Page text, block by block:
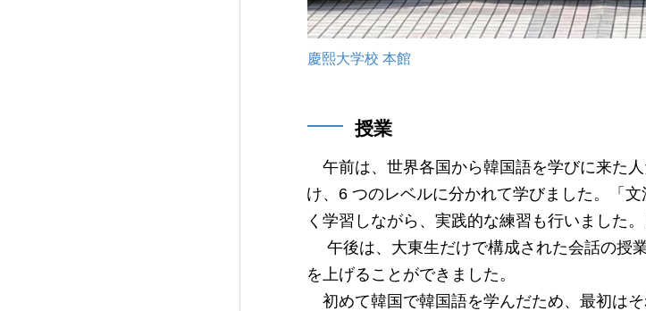
慶熙大学校 本館
授業
午前は、世界各国から韓国語を学びに来た
け、6 つのレベルに分かれて学びました。「
く学習しながら、実践的な練習も行いました
午後は、大東生だけで構成された会話の授
を上げることができました。
初めて韓国で韓国語を学んだため、最初は